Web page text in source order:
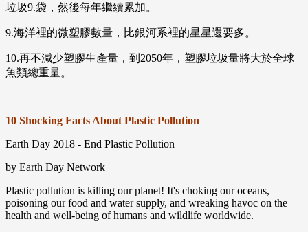
垃圾9.袋，然後每年繼續累加。
9.海洋裡的微塑膠數量，比銀河系裡的星星還要多。
10.再不減少塑膠生產量，到2050年，塑膠垃圾量將大於全球
魚類總重量。
10 Shocking Facts About Plastic Pollution
Earth Day 2018 - End Plastic Pollution
by Earth Day Network
Plastic pollution is killing our planet! It's choking our oceans,
poisoning our food and water supply, and wreaking havoc on the
health and well-being of humans and wildlife worldwide.